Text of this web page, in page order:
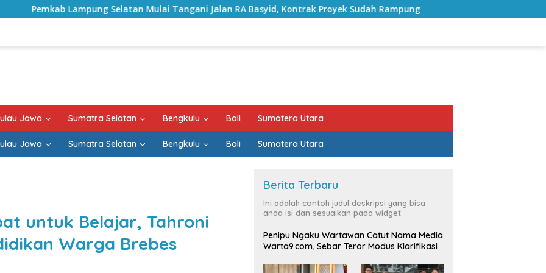
Selatan Mulai Tangani Jalan RA Basyid, Kontrak Proyek Sudah Rampung Bulan Kemerdekaan, Bupati Lampung
Jawa Sumatra Selatan Bengkulu Bali Sumatera Utara
Jawa Sumatra Selatan Bengkulu Bali Sumatera Utara
untuk Belajar, Tahroni
Warga Brebes
Berita Terbaru
Ini adalah contoh judul deskripsi yang bisa
anda isi dan sesuaikan pada widget
Penipu Ngaku Wartawan Catut Nama Media
Warta9.com, Sebar Teror Modus Klarifikasi